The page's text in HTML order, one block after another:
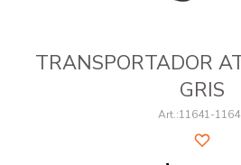
TRANSPORTADOR
GRIS
11641-